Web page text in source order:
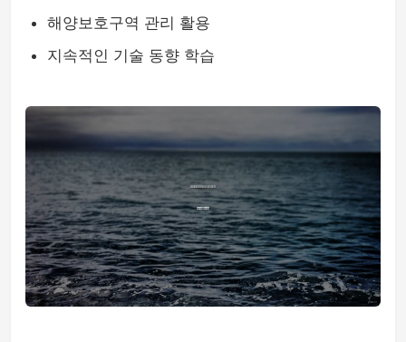
해양보호구역 관리 활용
지속적인 기술 동향 학습